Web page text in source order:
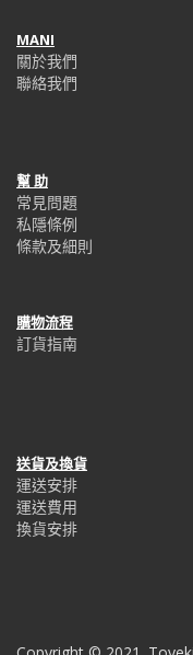
MANI
關於我們
聯絡我們
幫 助
常見問題
私隱條例
條款及細則
購物流程
訂貨指南
送貨及換貨
運送安排
運送費用
換貨安排